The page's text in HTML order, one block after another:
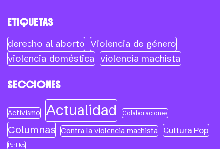
ETIQUETAS
derecho al aborto Violencia de género
violencia doméstica violencia machista
SECCIONES
Activismo Actualidad Colaboraciones
Columnas Contra la violencia machista Cultura Pop
Perfiles